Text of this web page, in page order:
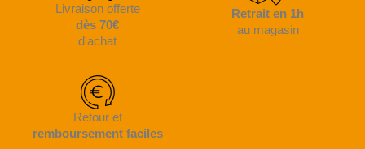
Livraison offerte
dès 70€
d'achat
Retrait en 1h
au magasin
Retour et
remboursement faciles